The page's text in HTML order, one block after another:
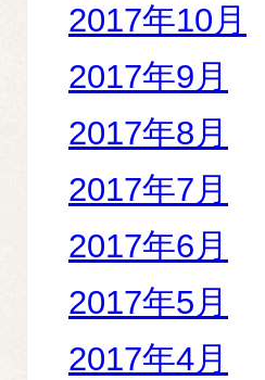
2017年10月
2017年9月
2017年8月
2017年7月
2017年6月
2017年5月
2017年4月